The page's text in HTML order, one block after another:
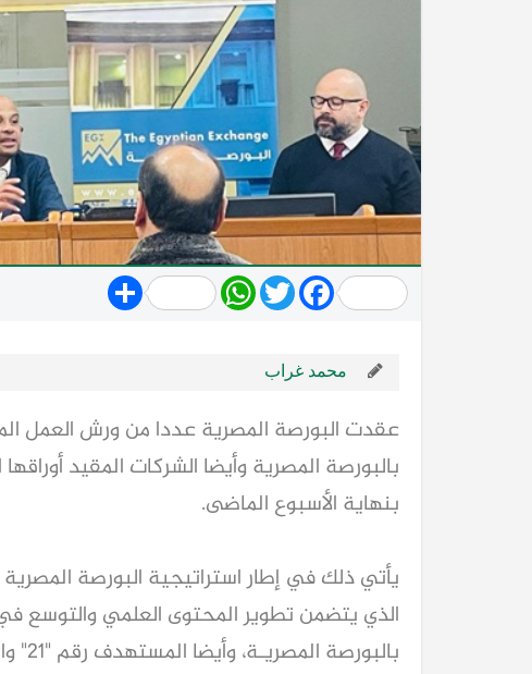
Share WhatsApp
TwitterFacebook
محمد غراب
عقدت البورصة المصرية عددا من ورش العمل
بالبورصة المصرية وأيضا الشركات المقيد
بنهاية الأسبوع الماضى.
الذي يتضمن تطوير المحتوى العلمي والتوسع